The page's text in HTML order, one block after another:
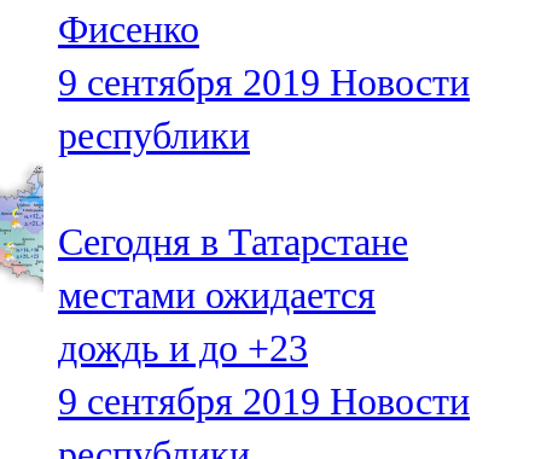
Фисенко
9 сентября 2019 Новости
республики
Сегодня в Татарстане
местами ожидается
дождь и до +23
9 сентября 2019 Новости